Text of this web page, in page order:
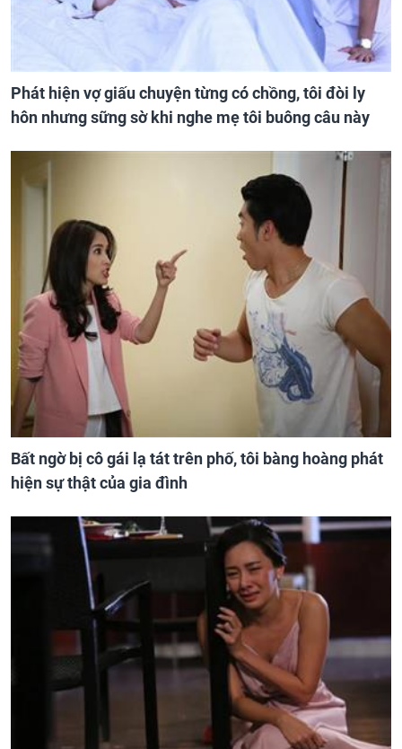
Phát hiện vợ giấu chuyện từng có chồng, tôi đòi ly
hôn nhưng sững sờ khi nghe mẹ tôi buông câu này
Bất ngờ bị cô gái lạ tát trên phố, tôi bàng hoàng phát
hiện sự thật của gia đình